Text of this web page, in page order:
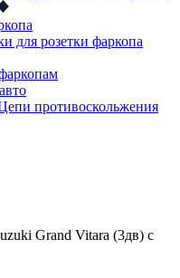
для розетки фаркопа
противоскольжения
Grand Vitara (3дв) с